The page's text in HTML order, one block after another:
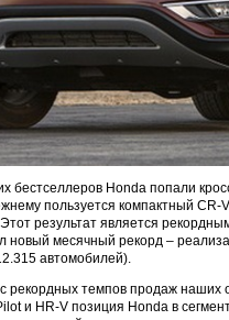
бестселлеров Hondaпопали
пользуется компактный CR-V
результат является
новый месячный рекорд –
автомобилей).
рекордных темпов продаж наших
и HR-Vпозиция Hondaв